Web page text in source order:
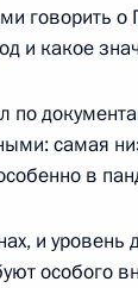
область,
говорить
и какое
по
самая
в
и уровень
особого